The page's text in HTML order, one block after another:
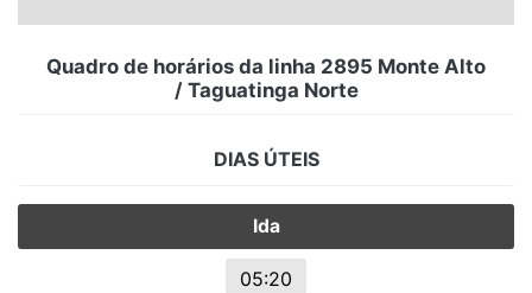
Quadro de horários da linha 2895 Monte Alto
/ Taguatinga Norte
DIAS ÚTEIS
Ida
05:20